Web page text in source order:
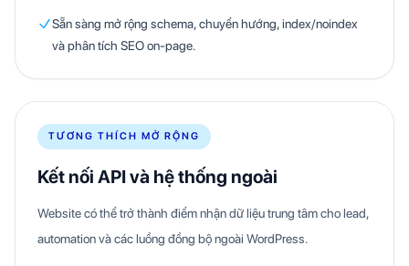
Sẵn sàng mở rộng schema, chuyển hướng, index/noindex
và phân tích SEO on-page.
TƯƠNG THÍCH MỞ RỘNG
Kết nối API và hệ thống ngoài
Website có thể trở thành điểm nhận dữ liệu trung tâm cho lead,
automation và các luồng đồng bộ ngoài WordPress.